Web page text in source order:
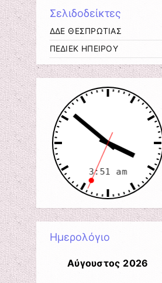
Σελιδοδείκτες
ΔΔΕ ΘΕΣΠΡΩΤΙΑΣ
ΠΕΔΙΕΚ ΗΠΕΙΡΟΥ
Ημερολόγιο
Αύγουστος 2026